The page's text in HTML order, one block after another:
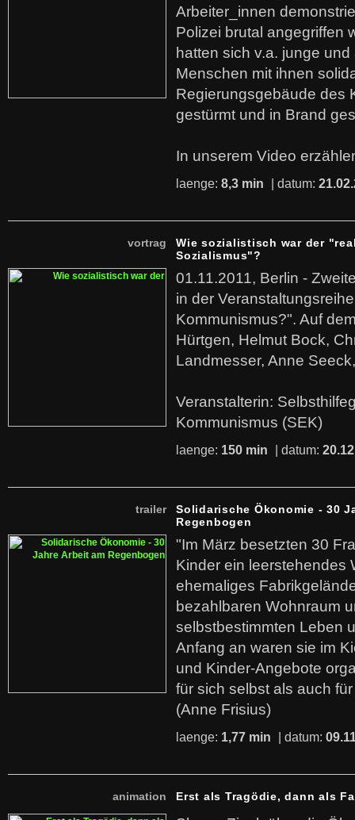
Arbeiter_innen
Polizei brutal angegriffen
hatten sich v.a. junge
Menschen mit ihnen
Regierungsgebäude des
gestürmt und in Brand
In unserem Video
laenge: 8,3 min | datum:
vortrag
Wie sozialistisch war der
Sozialismus"?
01.11.2011, Berlin -
in der
Kommunismus?". Auf
Hürtgen, Helmut Bock,
Landmesser, Anne
Veranstalterin:
Kommunismus (SEK)
laenge: 150 min | datum:
trailer
Solidarische Ökonomie - 30
Regenbogen
"Im März besetzten 30
Kinder ein leerstehendes
ehemaliges
bezahlbaren Wohnraum
selbstbestimmten Leben
Anfang an waren sie im
und Kinder-Angebote
für sich selbst als auch
(Anne Frisius)
laenge: 1,77 min | datum:
animation Erst als Tragödie, dann als